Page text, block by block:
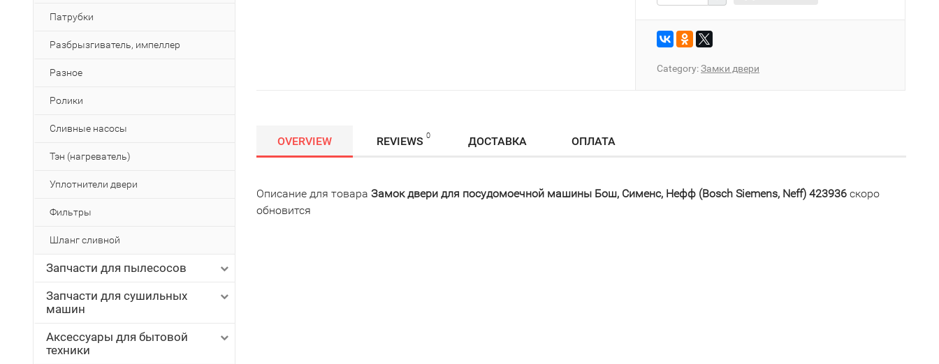
Патрубки
Разбрызгиватель, импеллер
Разное
Ролики
Сливные насосы
Тэн (нагреватель)
Уплотнители двери
Фильтры
Шланг сливной
Запчасти для пылесосов
Запчасти для сушильных
машин
Аксессуары для бытовой
техники
Category:Замки двери
OVERVIEW REVIEWS 0 ДОСТАВКА ОПЛАТА
Описание для товара Замок двери для посудомоечной машины Бош, Сименс, Нефф (Bosch Siemens, Neff) 423936 скоро
обновится